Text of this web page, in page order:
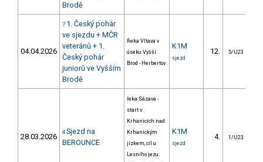
Brodě
04.04.2026
7 1. Český pohár
ve sjezdu + MČR
veteránů + 1.
Český pohár
juniorů ve Vyšším
Brodě
Řeka Vltava v
úseku Vyšší
Brod - Herbertov
K1M
sjezd
12. 5/U23
28.03.2026 4 Sjezd na
BEROUNCE
řeka Sázava -
start v
Krhanicích nad
Krhanickým
jízkem, cíl u
Lesního jezu.
K1M
sjezd
4. 1/U23